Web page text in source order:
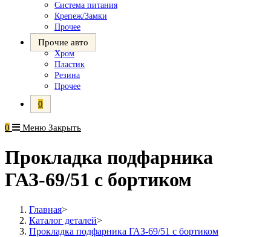
Система питания
Крепеж/Замки
Прочее
Прочие авто
Хром
Пластик
Резина
Прочее
0
0 Меню Закрыть
Прокладка подфарника
ГАЗ-69/51 с бортиком
Главная>
Каталог деталей>
Прокладка подфарника ГАЗ-69/51 с бортиком